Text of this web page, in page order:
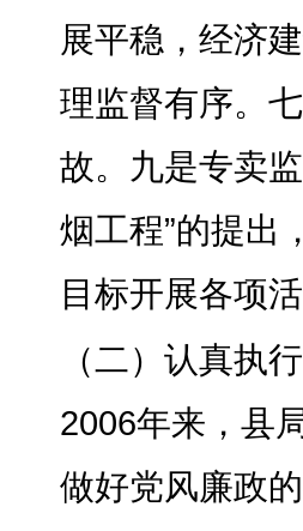
展平稳，经济
理监督有序。
故。 九是专卖
烟工程”的提出
目标开展各项
（二）认真执
2006年来 ， 县
做好党风廉政